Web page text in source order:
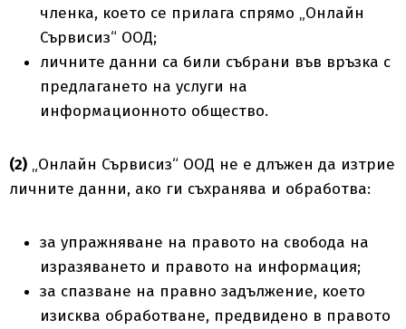
членка, което се прилага спрямо „Онлайн
Сървисиз“ ООД;
личните данни са били събрани във връзка с
предлагането на услуги на
информационното общество.
(2) „Онлайн Сървисиз“ ООД не е длъжен да изтрие
личните данни, ако ги съхранява и обработва:
за упражняване на правото на свобода на
изразяването и правото на информация;
за спазване на правно задължение, което
изисква обработване, предвидено в правото